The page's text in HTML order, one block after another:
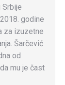
Srbije
godine
za izuzetne
Šarčević
od
mu je čast